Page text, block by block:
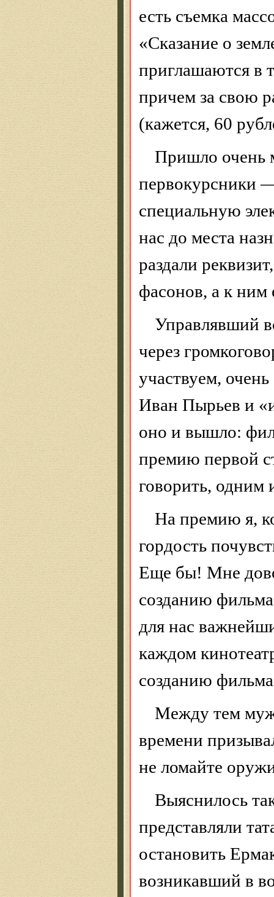
есть съемка
«Сказание о
приглашаются в
причем за свою
(кажется, 60
Пришло очень
первокурсники
специальную
нас до места
раздали
фасонов, а к
Управлявший
через
участвуем,
Иван Пырьев и
оно и вышло:
премию первой
говорить, одним
На премию я,
гордость
Еще бы! Мне
созданию
для нас
каждом
созданию
Между тем
времени
не ломайте
Выяснилось
представляли
остановить
возникавший в